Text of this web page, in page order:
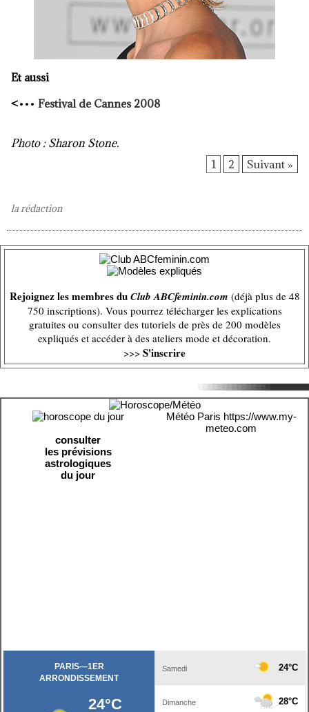
Et aussi
<••• Festival de Cannes 2008
Photo : Sharon Stone.
1
2 Suivant »
la rédaction
Rejoignez les membres duClub ABCfeminin.com (déjà plus de 48
750 inscriptions). Vous pourrez télécharger les explications
gratuites ou consulter des tutoriels de près de 200 modèles
expliqués et accéder à des ateliers mode et décoration.
>>> S'inscrire
consulter
les prévisions
astrologiques
du jour
Météo Paris https://www.my-
meteo.com